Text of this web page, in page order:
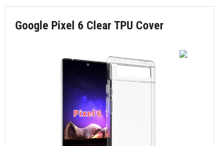
Google Pixel 6 Clear TPU Cover